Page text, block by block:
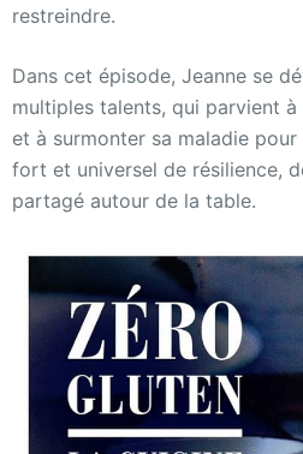
restreindre.
Dans cet épisode, Jeanne se
multiples talents, qui parvient
et à surmonter sa maladie
fort et universel de résilience,
partagé autour de la table.